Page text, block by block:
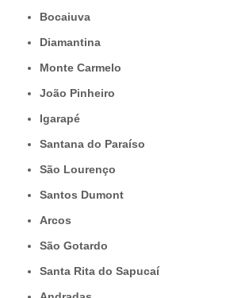
Bocaiuva
Diamantina
Monte Carmelo
João Pinheiro
Igarapé
Santana do Paraíso
São Lourenço
Santos Dumont
Arcos
São Gotardo
Santa Rita do Sapucaí